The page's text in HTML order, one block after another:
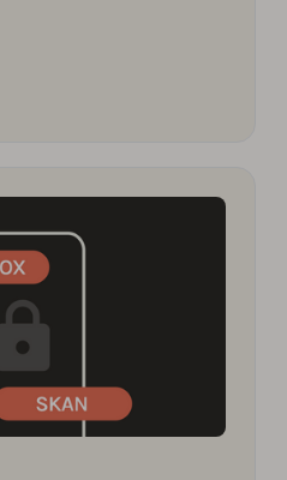
.